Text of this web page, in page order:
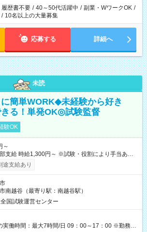
履歴書不要 / 40～50代活躍中 / 副業・WワークOK /
/ 10名以上の大量募集
応募する 詳細へ
未読
簡単WORK◆未経験から好き
る！単発OK◎試験監督
験OK
～
支給 時給1,300円～ ※試験・役割により手当あり
より昇給あり 【即給（前払い）オプションあ
される場合、勤務から1週間ほどで給与の一部を受け
模擬試験 8:30～17:30（休憩1時間） 時給1,300円
10,400円＋交通費 ※当日の役割により時給＋100
・国家試験 7:00～13:30（休憩なし） 時給1,300
100円）×6時間＝日収8,400円＋交通費 【試用期
なし
途支給あり
南越谷（最寄り駅：南越谷駅）
国試験運営センター
実働時間：最大7時間/日 09：00～17：00 ※勤務時